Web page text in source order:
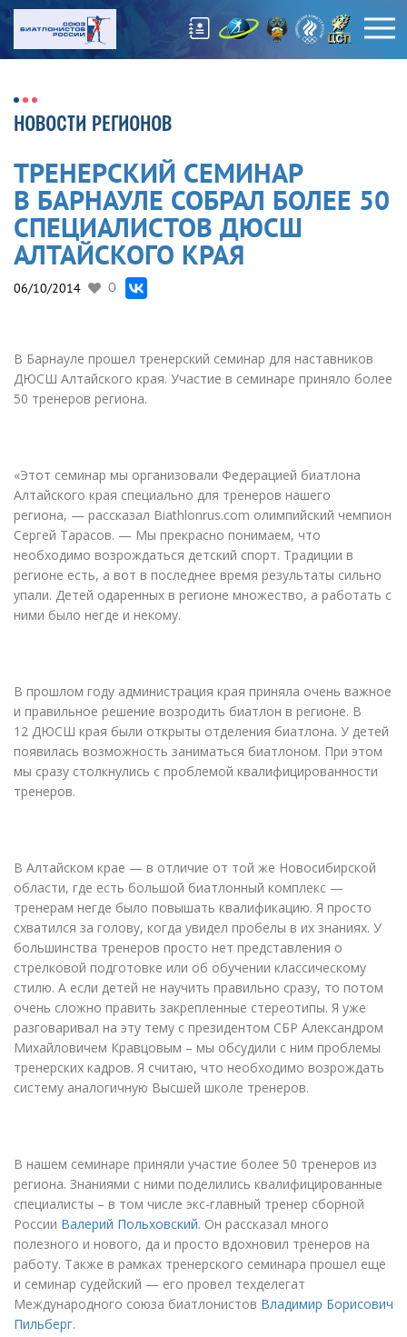
НОВОСТИ РЕГИОНОВ
ТРЕНЕРСКИЙ СЕМИНАР
В БАРНАУЛЕ СОБРАЛ БОЛЕЕ 50
СПЕЦИАЛИСТОВ ДЮСШ
АЛТАЙСКОГО КРАЯ
06/10/2014 0
В Барнауле прошел тренерский семинар для наставников
ДЮСШ Алтайского края. Участие в семинаре приняло более
50 тренеров региона.
«Этот семинар мы организовали Федерацией биатлона
Алтайского края специально для тренеров нашего
региона, — рассказал Biathlonrus.com олимпийский чемпион
Сергей Тарасов. — Мы прекрасно понимаем, что
необходимо возрождаться детский спорт. Традиции в
регионе есть, а вот в последнее время результаты сильно
упали. Детей одаренных в регионе множество, а работать с
ними было негде и некому.
В прошлом году администрация края приняла очень важное
и правильное решение возродить биатлон в регионе. В
12 ДЮСШ края были открыты отделения биатлона. У детей
появилась возможность заниматься биатлоном. При этом
мы сразу столкнулись с проблемой квалифицированности
тренеров.
В Алтайском крае — в отличие от той же Новосибирской
области, где есть большой биатлонный комплекс —
тренерам негде было повышать квалификацию. Я просто
схватился за голову, когда увидел пробелы в их знаниях. У
большинства тренеров просто нет представления о
стрелковой подготовке или об обучении классическому
стилю. А если детей не научить правильно сразу, то потом
очень сложно править закрепленные стереотипы. Я уже
разговаривал на эту тему с президентом СБР Александром
Михайловичем Кравцовым – мы обсудили с ним проблемы
тренерских кадров. Я считаю, что необходимо возрождать
систему аналогичную Высшей школе тренеров.
В нашем семинаре приняли участие более 50 тренеров из
региона. Знаниями с ними поделились квалифицированные
специалисты – в том числе экс-главный тренер сборной
России Валерий Польховский. Он рассказал много
полезного и нового, да и просто вдохновил тренеров на
работу. Также в рамках тренерского семинара прошел еще
и семинар судейский — его провел техделегат
Международного союза биатлонистов Владимир Борисович
Пильберг.